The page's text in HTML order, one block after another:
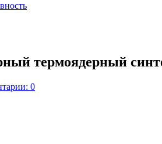
термоядерный
0